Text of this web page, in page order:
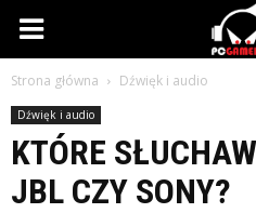
PCgamer.pl
Strona główna Dźwięk i audio
Dźwięk i audio
KTÓRE
JBL CZY SONY?